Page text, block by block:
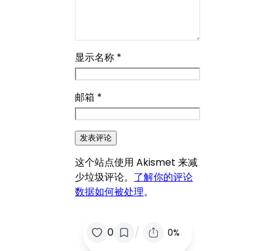
显示名称 *
邮箱 *
这个站点使用 Akismet 来减
少垃圾评论。 了解你的评论
数据如何被处理。
0 / 0%